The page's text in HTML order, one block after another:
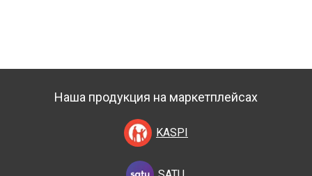
Наша продукция на маркетплейсах
KASPI